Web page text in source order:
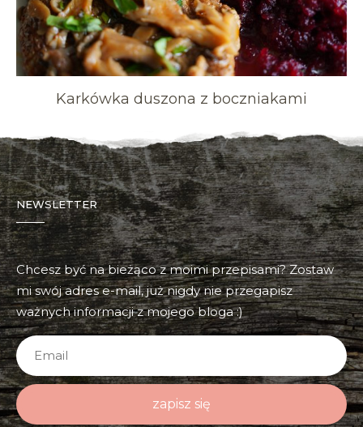
Karkówka duszona z boczniakami
NEWSLETTER
Chcesz być na bieżąco z moimi przepisami? Zostaw
mi swój adres e-mail, już nigdy nie przegapisz
ważnych informacji z mojego bloga :)
zapisz się